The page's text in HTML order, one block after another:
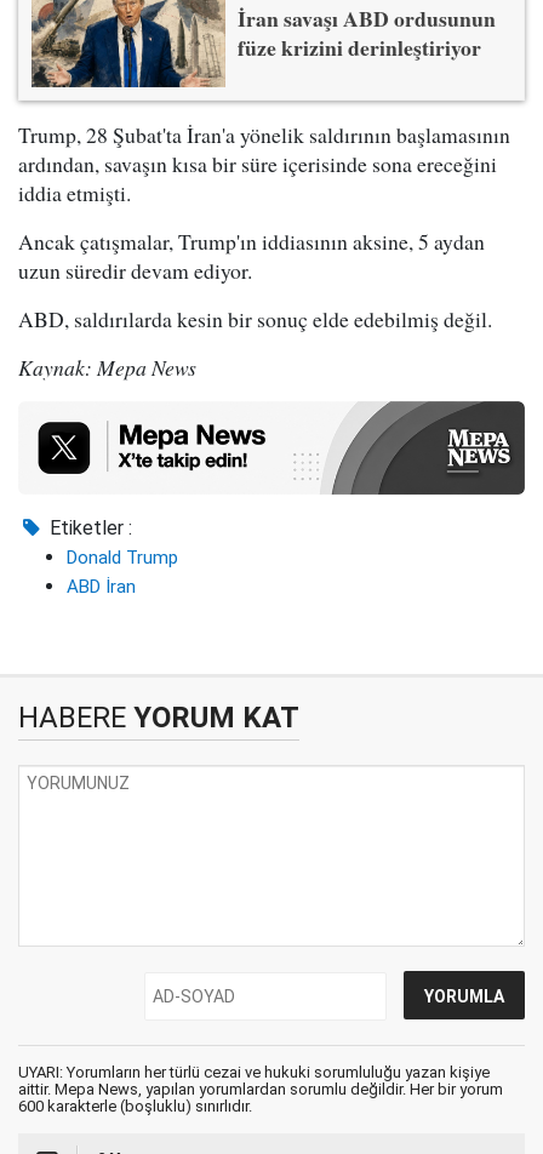
İran savaşı ABD ordusunun
füze krizini derinleştiriyor
Trump, 28 Şubat'ta İran'a yönelik saldırının başlamasının
ardından, savaşın kısa bir süre içerisinde sona ereceğini
iddia etmişti.
Ancak çatışmalar, Trump'ın iddiasının aksine, 5 aydan
uzun süredir devam ediyor.
ABD, saldırılarda kesin bir sonuç elde edebilmiş değil.
Kaynak: Mepa News
Etiketler :
Donald Trump
ABD İran
HABERE YORUM KAT
UYARI: Yorumların her türlü cezai ve hukuki sorumluluğu yazan kişiye
aittir. Mepa News, yapılan yorumlardan sorumlu değildir. Her bir yorum
600 karakterle (boşluklu) sınırlıdır.